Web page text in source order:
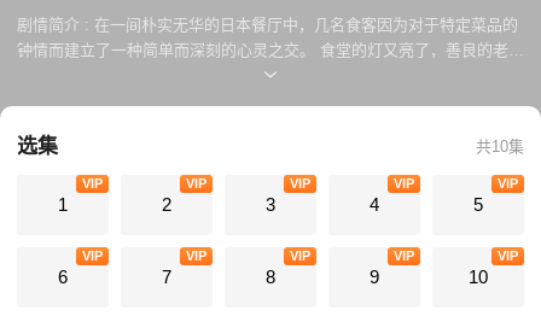
剧情简介 : 在一间朴实无华的日本餐厅中，几名食客因为对于特定菜品的
钟情而建立了一种简单而深刻的心灵之交。 食堂的灯又亮了，善良的老板
抚慰着新食客的心灵，也让常客感到温暖无比。
选集 共10集
1
VIP
2
VIP
3
VIP
4
VIP
5
VIP
6
VIP
7
VIP
8
VIP
9
VIP
10
VIP